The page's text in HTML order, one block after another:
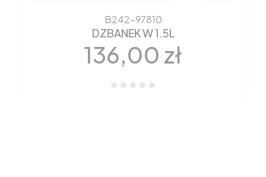
B242-97810
DZBANEK W 1.5L
Cena
136,00 zł